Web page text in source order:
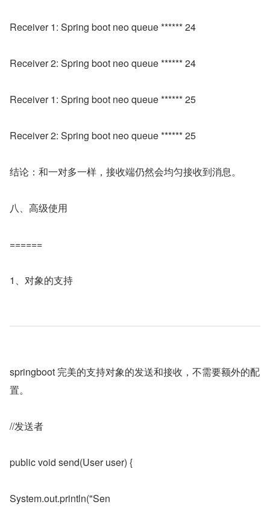
Receiver 1: Spring boot neo queue ****** 24
Receiver 2: Spring boot neo queue ****** 24
Receiver 1: Spring boot neo queue ****** 25
Receiver 2: Spring boot neo queue ****** 25
结论：和一对多一样，接收端仍然会均匀接收到消息。
八、高级使用
======
1、对象的支持
springboot 完美的支持对象的发送和接收，不需要额外的配
置。
//发送者
public void send(User user) {
System.out.println("Sen